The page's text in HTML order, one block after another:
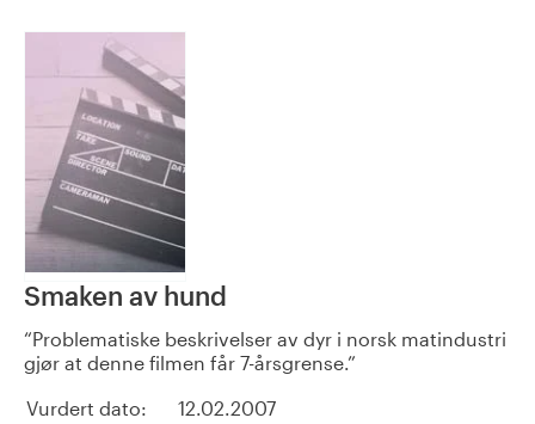
Smaken av hund
Problematiske beskrivelser av dyr i norsk matindustri
gjør at denne filmen får 7-årsgrense.
Vurdert dato:
12.02.2007